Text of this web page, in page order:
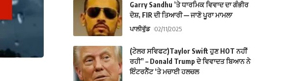
Garry Sandhu ’ਤੇ ਧਾਰਮਿਕ ਵਿਵਾਦ ਦਾ ਗੰਭੀਰ
ਦੋਸ਼, FIR ਦੀ ਤਿਆਰੀ — ਜਾਣੋ ਪੂਰਾ ਮਾਮਲਾ
ਪਾਲੀਵੁੱਡ 02/11/2025
(ਟੇਲਰ ਸਵਿਫਟ)Taylor Swift ਹੁਣ HOT ਨਹੀਂ
ਰਹੀ” – Donald Trump ਦੇ ਵਿਵਾਦਤ ਬਿਆਨ ਨੇ
ਇੰਟਰਨੈੱਟ ‘ਤੇ ਮਚਾਈ ਹਲਚਲ